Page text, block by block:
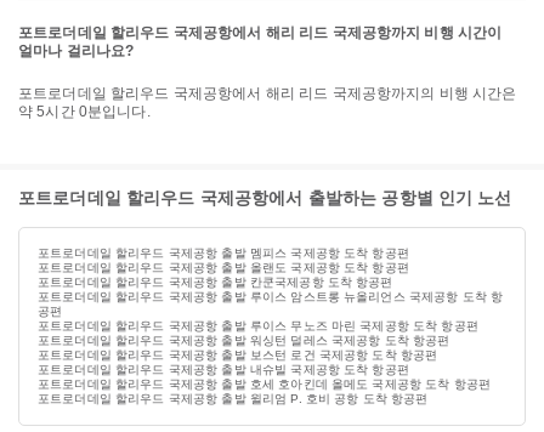
포트로더데일 할리우드 국제공항에서 해리 리드 국제공항까지 비행 시간이
얼마나 걸리나요?
포트로더데일 할리우드 국제공항에서 해리 리드 국제공항까지의 비행 시간은
약 5시간 0분입니다.
포트로더데일 할리우드 국제공항에서 출발하는 공항별 인기 노선
포트로더데일 할리우드 국제공항 출발 멤피스 국제공항 도착 항공편
포트로더데일 할리우드 국제공항 출발 올랜도 국제공항 도착 항공편
포트로더데일 할리우드 국제공항 출발 칸쿤국제공항 도착 항공편
포트로더데일 할리우드 국제공항 출발 루이스 암스트롱 뉴올리언스 국제공항 도착 항
공편
포트로더데일 할리우드 국제공항 출발 루이스 무노즈 마린 국제공항 도착 항공편
포트로더데일 할리우드 국제공항 출발 워싱턴 덜레스 국제공항 도착 항공편
포트로더데일 할리우드 국제공항 출발 보스턴 로건 국제공항 도착 항공편
포트로더데일 할리우드 국제공항 출발 내슈빌 국제공항 도착 항공편
포트로더데일 할리우드 국제공항 출발 호세 호아킨데 올메도 국제공항 도착 항공편
포트로더데일 할리우드 국제공항 출발 윌리엄 P. 호비 공항 도착 항공편